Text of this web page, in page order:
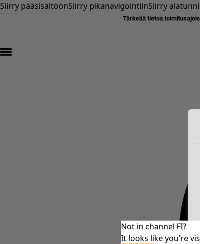
Siirry pääsisältöönSiirry pikanavigointiinSiirry
Tärkeää tietoa
Not in channel FI?
It looks like you're